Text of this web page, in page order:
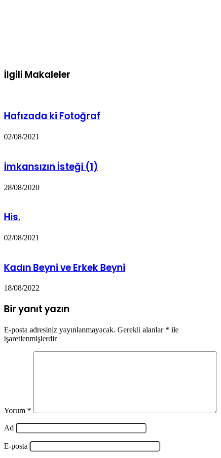
İlgili Makaleler
Hafızada ki Fotoğraf
02/08/2021
İmkansızın İsteği (1)
28/08/2020
His.
02/08/2021
Kadın Beyni ve Erkek Beyni
18/08/2022
Bir yanıt yazın
E-posta adresiniz yayınlanmayacak. Gerekli alanlar * ile
işaretlenmişlerdir
Yorum *
Ad
E-posta